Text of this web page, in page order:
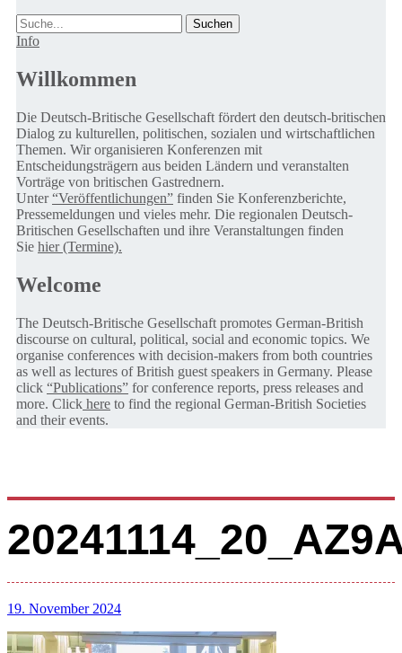
Suche
Info
Willkommen
Die Deutsch-Britische Gesellschaft fördert den deutsch-britischen
Dialog zu kulturellen, politischen, sozialen und wirtschaftlichen
Themen. Wir organisieren Konferenzen mit
Entscheidungsträgern aus beiden Ländern und veranstalten
Vorträge von britischen Gastrednern.
Unter“Veröffentlichungen” finden Sie Konferenzberichte,
Pressemeldungen und vieles mehr. Die regionalen Deutsch-
Britischen Gesellschaften und ihre Veranstaltungen finden
Sie hier (Termine).
Welcome
The Deutsch-Britische Gesellschaft promotes German-British
discourse on cultural, political, social and economic topics. We
organise conferences with decision-makers from both countries
as well as lectures of British guest speakers in Germany. Please
click “Publications” for conference reports, press releases and
more. Click here to find the regional German-British Societies
and their events.
19. November 2024